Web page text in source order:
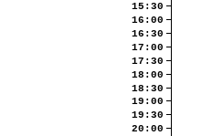
15:30
16:00
16:30
17:00
17:30
18:00
18:30
19:00
19:30
20:00